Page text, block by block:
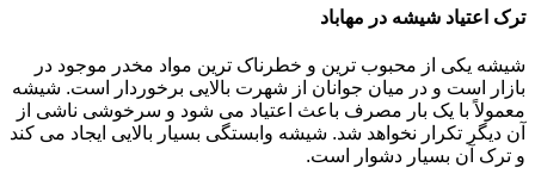
ترک اعتیاد شیشه در مهاباد
شیشه یکی از محبوب ترین و خطرناک ترین مواد مخدر موجود در
بازار است و در میان جوانان از شهرت بالایی برخوردار است. شیشه
معمولاً با یک بار مصرف باعث اعتیاد می شود و سرخوشی ناشی از
آن دیگر تکرار نخواهد شد. شیشه وابستگی بسیار بالایی ایجاد می کند
و ترک آن بسیار دشوار است.